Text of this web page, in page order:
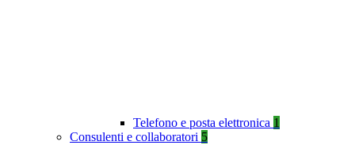
Telefono e posta elettronica 1
Consulenti e collaboratori 5